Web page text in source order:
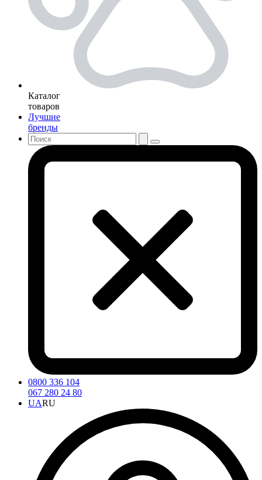
Каталог
товаров
Лучшие
бренды
0800 336 104
067 280 24 80
UARU